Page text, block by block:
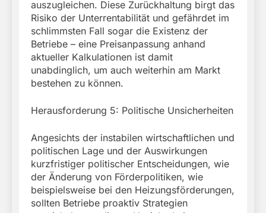
auszugleichen. Diese Zurückhaltung birgt das
Risiko der Unterrentabilität und gefährdet im
schlimmsten Fall sogar die Existenz der
Betriebe – eine Preisanpassung anhand
aktueller Kalkulationen ist damit
unabdinglich, um auch weiterhin am Markt
bestehen zu können.
Herausforderung 5: Politische Unsicherheiten
Angesichts der instabilen wirtschaftlichen und
politischen Lage und der Auswirkungen
kurzfristiger politischer Entscheidungen, wie
der Änderung von Förderpolitiken, wie
beispielsweise bei den Heizungsförderungen,
sollten Betriebe proaktiv Strategien